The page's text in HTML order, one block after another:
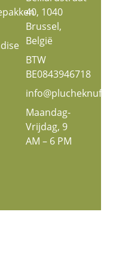
40, 1040
Brussel,
België
BTW
BE0843946718
Maandag-
Vrijdag, 9
AM – 6 PM